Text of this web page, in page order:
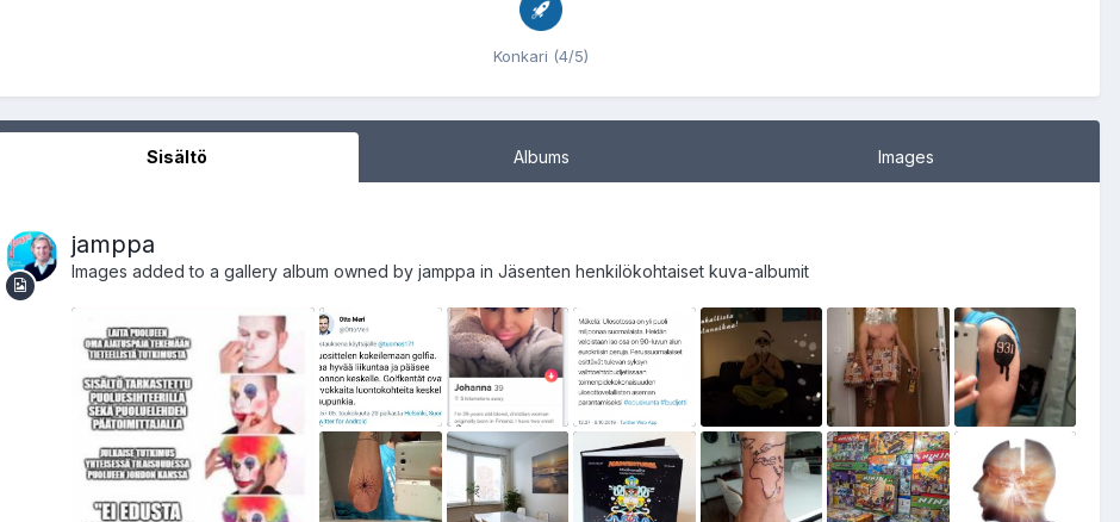
Konkari (4/5)
Sisältö Albums Images
jamppa
Images added to a gallery album owned by jamppa in Jäsenten henkilökohtaiset kuva-albumit